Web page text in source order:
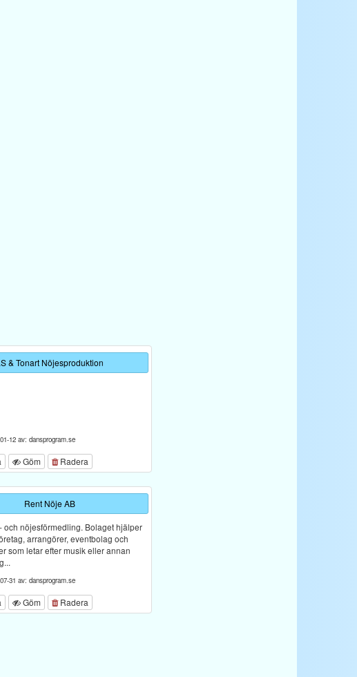
& Tonart Nöjesproduktion
12 av: dansprogram.se
Göm Radera
Rent Nöje AB
och nöjesförmedling. Bolaget hjälper
arrangörer, eventbolag och
som letar efter musik eller annan
31 av: dansprogram.se
Göm Radera